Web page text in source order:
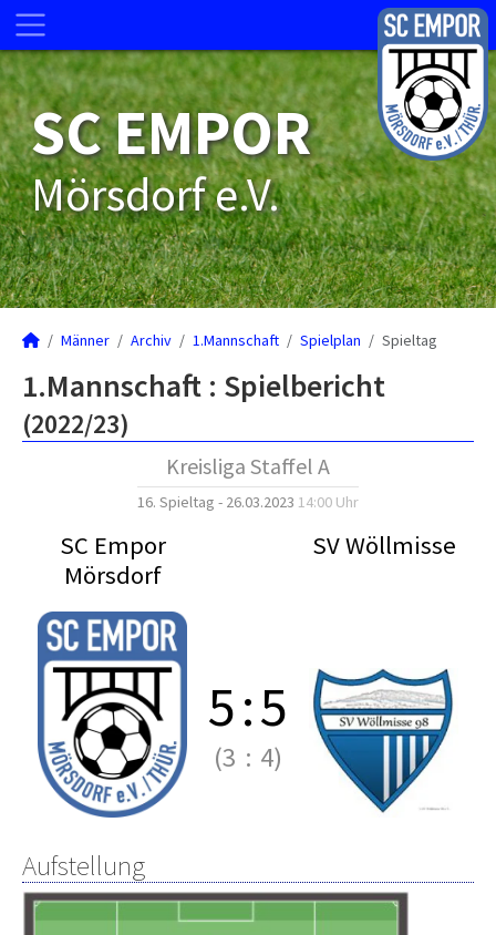
SC EMPOR
Mörsdorf e.V.
Männer Archiv 1.Mannschaft Spielplan Spieltag
1.Mannschaft : Spielbericht
(2022/23)
Kreisliga Staffel A
16. Spieltag - 26.03.2023 14:00 Uhr
SC Empor
Mörsdorf
SV Wöllmisse
5:5
(3 : 4)
Aufstellung